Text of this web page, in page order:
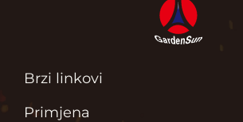
Brzi linkovi
Glavna stranica
Primjena